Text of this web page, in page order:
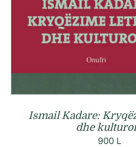
Ismail Kadare:
dhe
900 L